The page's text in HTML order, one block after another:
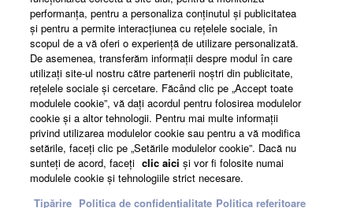
About Yamaha
România - English
Business
performanţa, pentru a personaliza conţinutul şi publicitatea
şi pentru a permite interacţiunea cu reţelele sociale, în
scopul de a vă oferi o experienţă de utilizare personalizată.
De asemenea, transferăm informaţii despre modul în care
utilizaţi site-ul nostru către partenerii noştri din publicitate,
reţelele sociale şi cercetare. Făcând clic pe „Accept toate
modulele cookie”, vă daţi acordul pentru folosirea modulelor
cookie şi a altor tehnologii. Pentru mai multe informaţii
privind utilizarea modulelor cookie sau pentru a vă modifica
setările, faceţi clic pe „Setările modulelor cookie”. Dacă nu
sunteţi de acord, faceţi clic aici şi vor fi folosite numai
modulele cookie şi tehnologiile strict necesare.
Tipărire Politica de confidențialitate Politica referitoare